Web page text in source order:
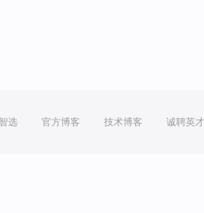
选 官方博客 技术博客 诚聘英才